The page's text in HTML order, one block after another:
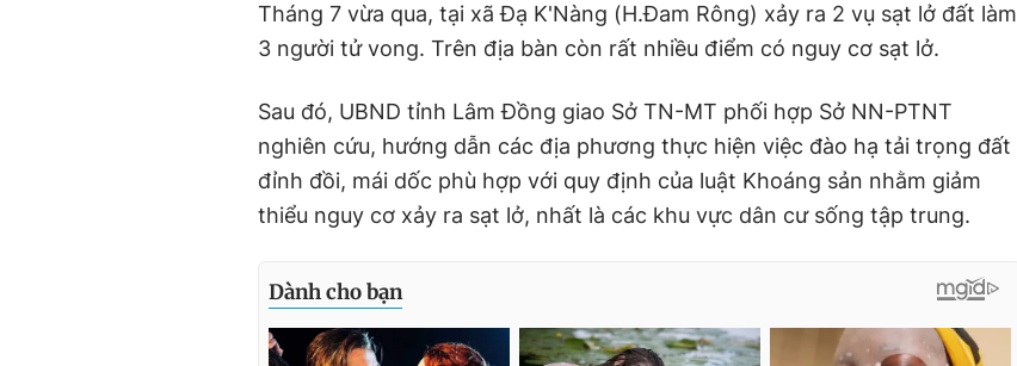
Tháng 7 vừa qua, tại xã Đạ K'Nàng (H.Đam Rông) xảy ra 2 vụ sạt lở đất làm
3 người tử vong. Trên địa bàn còn rất nhiều điểm có nguy cơ sạt lở.
Sau đó, UBND tỉnh Lâm Đồng giao Sở TN-MT phối hợp Sở NN-PTNT
nghiên cứu, hướng dẫn các địa phương thực hiện việc đào hạ tải trọng đất
đỉnh đồi, mái dốc phù hợp với quy định của luật Khoáng sản nhằm giảm
thiểu nguy cơ xảy ra sạt lở, nhất là các khu vực dân cư sống tập trung.